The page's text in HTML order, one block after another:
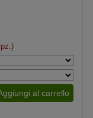
al carrello